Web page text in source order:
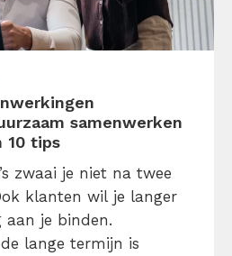
samenwerken
10 tips
zwaai je niet na twee
klanten wil je langer
aan je binden.
lange termijn is